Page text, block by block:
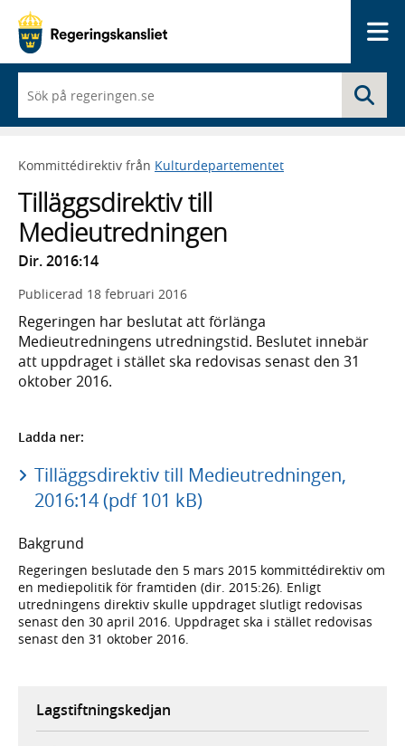
du
börjar
skriva
framträder
lista
med
sökförslag
Kommittédirektiv från Kulturdepartementet
Tilläggsdirektiv till
Medieutredningen
Dir. 2016:14
Publicerad 18 februari 2016
Regeringen har beslutat att förlänga
Medieutredningens utredningstid. Beslutet innebär
att uppdraget i stället ska redovisas senast den 31
oktober 2016.
Ladda ner:
Tilläggsdirektiv till Medieutredningen,
2016:14 (pdf 101 kB)
Bakgrund
Regeringen beslutade den 5 mars 2015 kommittédirektiv om
en mediepolitik för framtiden (dir. 2015:26). Enligt
utredningens direktiv skulle uppdraget slutligt redovisas
senast den 30 april 2016. Uppdraget ska i stället redovisas
senast den 31 oktober 2016.
Lagstiftningskedjan